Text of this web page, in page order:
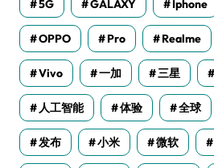
5G GALAXY Iphone
OPPO Pro Realme
Vivo 一加 三星
人工智能 体验 全球
发布 小米 微软